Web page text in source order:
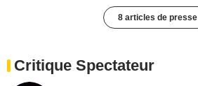
8 articles de presse
Critique Spectateur